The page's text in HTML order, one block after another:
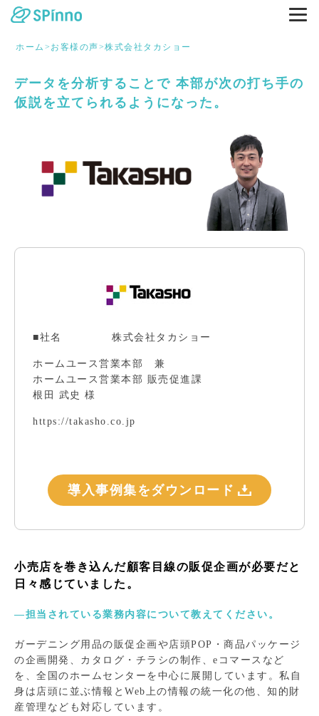
ホーム > お客様の声>株式会社タカショー
データを分析することで 本部が次の打ち手の
仮説を立てられるようになった。
■社名 株式会社タカショー
ホームユース営業本部 兼
ホームユース営業本部 販売促進課
根田 武史 様
https://takasho.co.jp
導入事例集をダウンロード
小売店を巻き込んだ顧客目線の販促企画が必要だと
日々感じていました。
―担当されている業務内容について教えてください。
ガーデニング用品の販促企画や店頭POP・商品パッケージ
の企画開発、カタログ・チラシの制作、eコマースなど
を、全国のホームセンターを中心に展開しています。私自
身は店頭に並ぶ情報とWeb上の情報の統一化の他、知的財
産管理なども対応しています。